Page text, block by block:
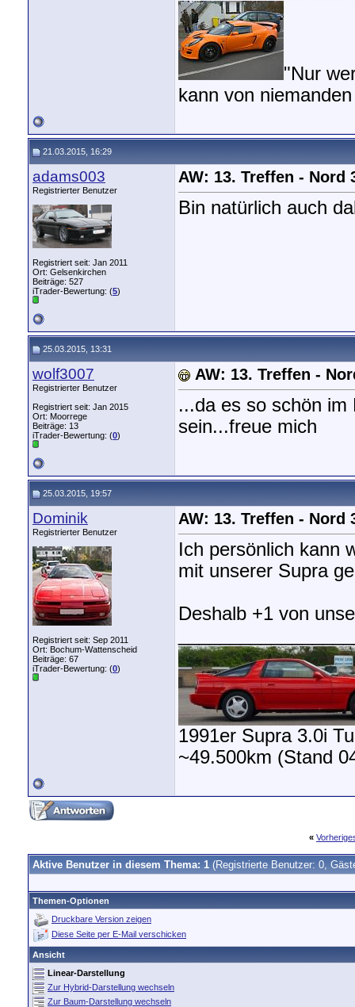
"Nur
kann von
21.03.2015, 16:29
adams003
Registrierter Benutzer
Registriert seit: Jan 2011
Ort: Gelsenkirchen
Beiträge: 527
iTrader-Bewertung: (5)
AW: 13. Treffen - Nord
Bin natürlich auch
25.03.2015, 13:31
wolf3007
Registrierter Benutzer
Registriert seit: Jan 2015
Ort: Moorrege
Beiträge: 13
iTrader-Bewertung: (0)
AW: 13. Treffen -
...da es so schön im
sein...freue mich
25.03.2015, 19:57
Dominik
Registrierter Benutzer
Registriert seit: Sep 2011
Ort: Bochum-Wattenscheid
Beiträge: 67
iTrader-Bewertung: (0)
AW: 13. Treffen - Nord
Ich persönlich kann
mit unserer Supra
Deshalb +1 von
1991er Supra 3.0i
~49.500km (Stand
«
Aktive Benutzer in diesem Thema: 1 (Registrierte Benutzer: 0,
Themen-Optionen
Druckbare Version zeigen
Diese Seite per E-Mail verschicken
Ansicht
Linear-Darstellung
Zur Hybrid-Darstellung wechseln
Zur Baum-Darstellung wechseln